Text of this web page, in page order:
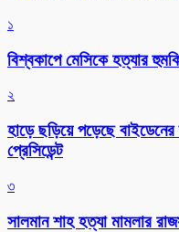
১
বিশ্বকাপে মেসিকে হত্যার
২
হাড়ে ছড়িয়ে পড়েছে বাইডেনের
প্রেসিডেন্ট
৩
সালমান শাহ হত্যা মামলার